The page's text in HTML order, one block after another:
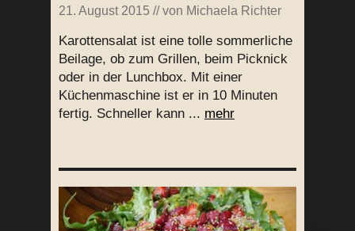
21. August 2015 // von Michaela Richter
Karottensalat ist eine tolle sommerliche
Beilage, ob zum Grillen, beim Picknick
oder in der Lunchbox. Mit einer
Küchenmaschine ist er in 10 Minuten
fertig. Schneller kann ... mehr